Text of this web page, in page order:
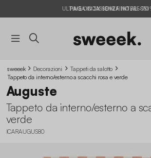
ULTIME OCCASIONI FINO AL -
PAGA IN 3X SENZA INTERESSI
sweeek Decorazioni
Tappeti da salotto
Tappeto da interno/esterno a scacchi rosa e verde
Auguste
Tappeto da interno/esterno a
verde
ICARAUGUS80